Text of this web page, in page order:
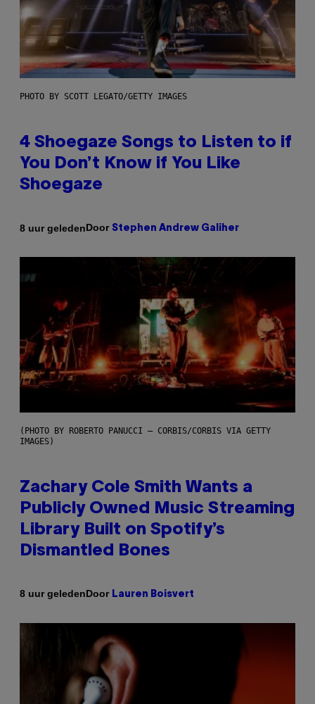
PHOTO BY SCOTT LEGATO/GETTY IMAGES
4 Shoegaze Songs to Listen to if
You Don’t Know if You Like
Shoegaze
8 uur geledenDoor Stephen Andrew Galiher
(PHOTO BY ROBERTO PANUCCI – CORBIS/CORBIS VIA GETTY
IMAGES)
Zachary Cole Smith Wants a
Publicly Owned Music Streaming
Library Built on Spotify’s
Dismantled Bones
8 uur geledenDoor Lauren Boisvert